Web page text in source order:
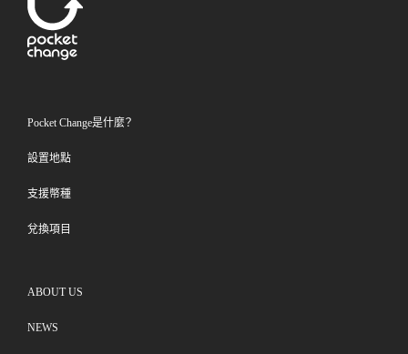
Pocket Change是什麼？
設置地點
支援幣種
兌換項目
ABOUT US
NEWS